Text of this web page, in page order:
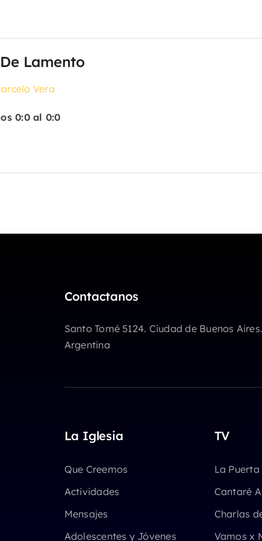
Lamento
Vera
0:0 al 0:0
Contactanos
Santo Tomé 5124. Ciudad de Buenos Aires.
Argentina
La Iglesia
Que Creemos
Actividades
Mensajes
Adolescentes y Jóvenes
TV
La
Cantaré
Charlas
Vamos x